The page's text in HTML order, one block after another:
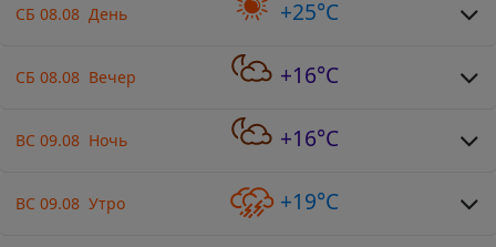
СБ 08.08 День +25°C
СБ 08.08 Вечер +16°C
ВС 09.08 Ночь +16°C
ВС 09.08 Утро +19°C